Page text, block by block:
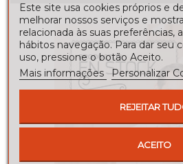
Este site usa cookies próprios e
melhorar nossos serviços e
relacionada às suas preferências,
hábitos navegação. Para dar seu
uso, pressione o botão Aceito.
Mais informações Personalizar
REJEITAR
ACEITO